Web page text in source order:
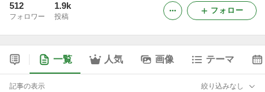
512
フォロワー
1.9k
投稿
フォロー
一覧 人気 画像 テーマ
記事の表示 絞り込みなし